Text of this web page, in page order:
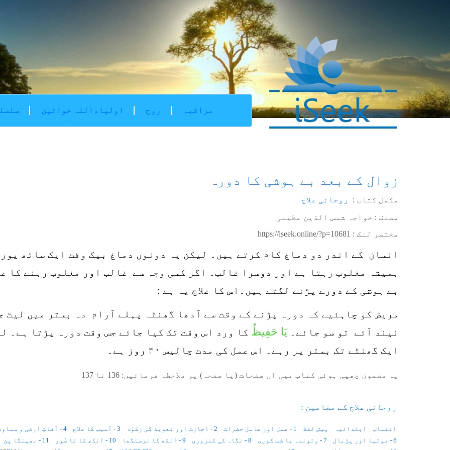
اولیاءاللہ خواتین روح مراقبہ
زوال کے بعد بے ہوشی کا دورہ
مکمل کتاب : روحانی علاج
مصنف : خواجہ شمس الدّین عظیمی
مختصر لنک : https://iseek.online/?p=10681
انسان کے اندر دو دماغ کام کرتے ہیں۔ لیکن یہ دونوں دماغ بیک وقت ایک ساتھ
ہمیشہ مغلوب رہتا ہے اور دوسرا غالب۔ اگر کسی وجہ سے غالب اور مغلوب رہنے کا
بے ہوشی کے دورے پڑنے لگتے ہیں۔اس کا علاج یہ ہے :
مریض کو چاہئیے کہ دورہ پڑنے کے وقت سے آدھا گھنٹہ پہلے آرام دہ بستر میں لیٹ
نیند آئے تو سو جائے۔یَا حَفِیظُ کا ورد اس وقت تک کیا جائے جس وقت دورہ پڑتا ہے۔
ایک گھنٹے تک بستر پر رہے۔ اس عمل کی مدت چالیس ۴۰ روز ہے۔
یہ مضمون چھپی ہوئی کتاب میں ان صفحات (یا صفحہ) پر ملاحظہ فرمائیں: 136 تا 137
روحانی علاج کے مضامین :
انتساب ابتدائیہ پیش لفظ 1 - عمل اور عامل حضرات 2 - اجازت اور تعویذ کی زکوٰۃ 3 - آسیب کا علاج 4 - آفاتِ ارضی و سماوی سے محفوظ رہنےکا طریقہ
6 - موتیا اور پڑبال
7 - رتوندہ یا شب کوری 8 - نگاہ کی کمزوری 9 - آنکھ کا نرسنگھا 10 - آنکھ کا نا سُور 11 - بھینگا پن